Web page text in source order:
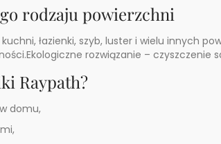
rodzaju powierzchni
łazienki, szyb, luster i wielu innych
rozwiązanie –
Raypath?
domu,